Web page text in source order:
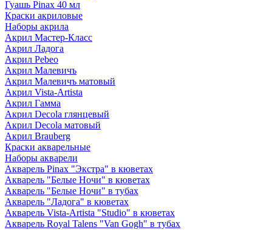
Гуашь Pinax 40 мл
Краски акриловые
Наборы акрила
Акрил Мастер-Класс
Акрил Ладога
Акрил Pebeo
Акрил Малевичъ
Акрил Малевичъ матовый
Акрил Vista-Artista
Акрил Гамма
Акрил Decola глянцевый
Акрил Decola матовый
Акрил Brauberg
Краски акварельные
Наборы акварели
Акварель Pinax "Экстра" в кюветах
Акварель "Белые Ночи" в кюветах
Акварель "Белые Ночи" в тубах
Акварель "Ладога" в кюветах
Акварель Vista-Artista "Studio" в кюветах
Акварель Royal Talens "Van Gogh" в тубах